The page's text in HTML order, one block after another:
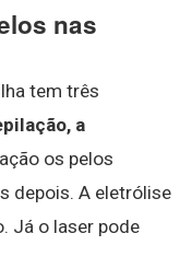
nas
tem três
a
os pelos
depois. A eletrólise
Já o laser pode